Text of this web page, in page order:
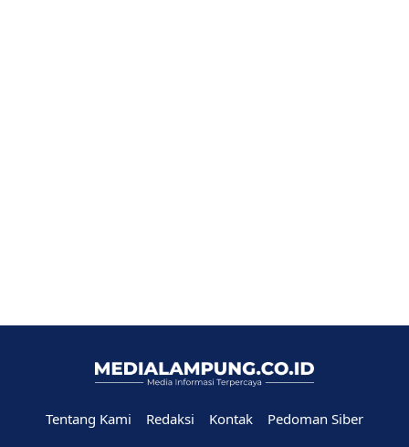
Tentang Kami Redaksi Kontak
Pedoman Siber